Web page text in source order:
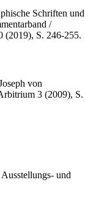
Schriften und
/
(2019), S. 246-255.
von
3 (2009), S.
und